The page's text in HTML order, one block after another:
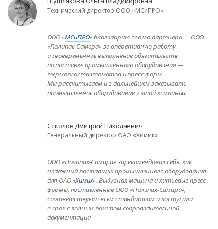
Технический директор ООО «МСиПРО»
ООО «МСиПРО» благодарит своего партнера — ООО
«Полипак-Самара» за оперативную работу
и своевременное выполнение обязательств
по поставке промышленного оборудования —
термопластавтоматов и пресс-форм.
Мы рассчитываем и в дальнейшем заказывать
промышленное оборудование у этой компании.
Соколов Дмитрий Николаевич
Генеральный директор ОАО «Химик»
ООО «Полипак-Самара» зарекомендовал себя, как
надежный поставщик промышленного оборудования
для ОАО «Химик». Выдувная машина и литьевые пресс-
формы, поставленные ООО «Полипак-Самара»,
соответствуют всем стандартам и поступили
в срок с полным пакетом сопроводительной
документации.